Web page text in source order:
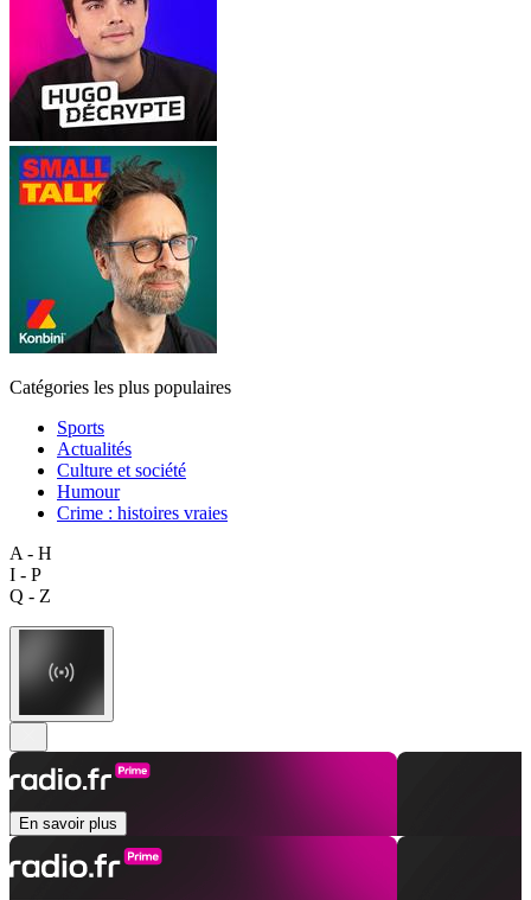
Catégories les plus populaires
Sports
Actualités
Culture et société
Humour
Crime : histoires vraies
A - H
I - P
Q - Z
En savoir plus